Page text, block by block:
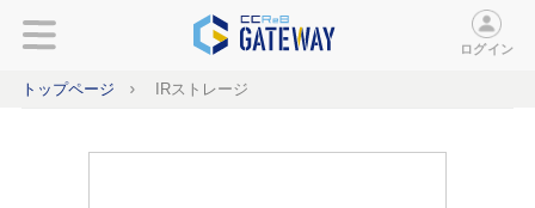
ログイン
トップページ IRストレージ